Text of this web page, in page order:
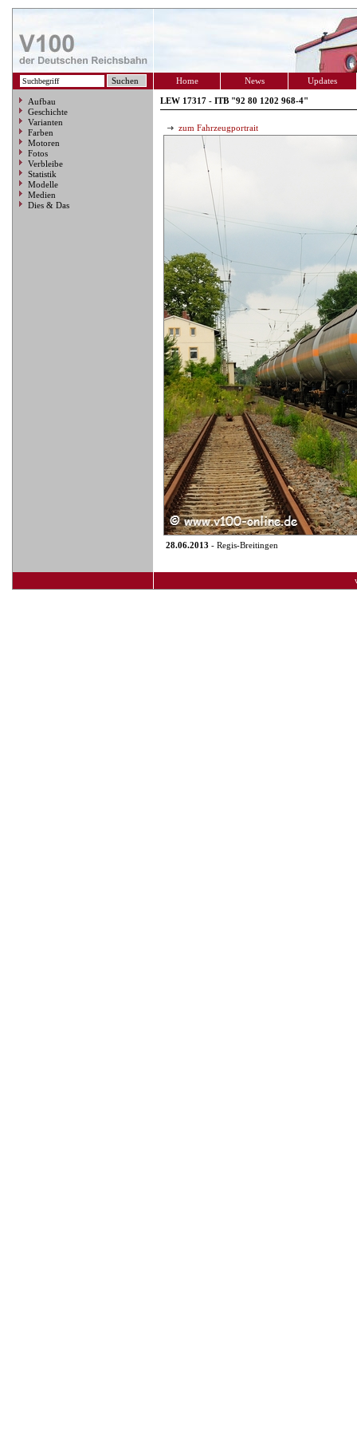
Home News Updates
Aufbau
Geschichte
Varianten
Farben
Motoren
Fotos
Verbleibe
Statistik
Modelle
Medien
Dies & Das
LEW 17317 - ITB "92 80 1202 968-4"
zum Fahrzeugportrait
28.06.2013 - Regis-Breitingen